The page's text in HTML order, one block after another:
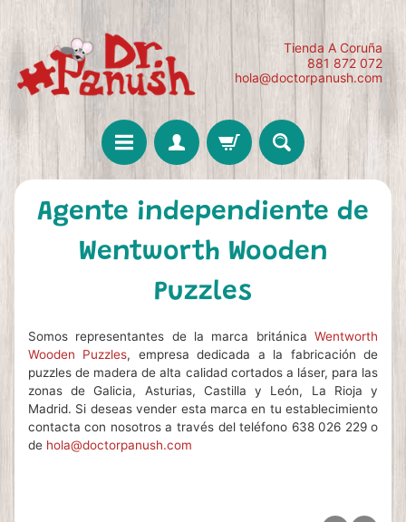
Tienda A Coruña
881 872 072
hola@doctorpanush.com
Agente independiente de
Wentworth Wooden
Puzzles
Somos representantes de la marca británicaWentworth
Wooden Puzzles, empresa dedicada a la fabricación de
puzzles de madera de alta calidad cortados a láser, para las
zonas de Galicia, Asturias, Castilla y León, La Rioja y
Madrid. Si deseas vender esta marca en tu establecimiento
contacta con nosotros a través del teléfono 638 026 229 o
de hola@doctorpanush.com